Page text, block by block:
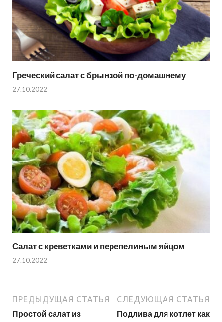
Греческий салат с брынзой по-домашнему
27.10.2022
Салат с креветками и перепелиным яйцом
27.10.2022
ПРЕДЫДУЩАЯ СТАТЬЯ
Простой салат из
СЛЕДУЮЩАЯ СТАТЬЯ
Подлива для котлет как